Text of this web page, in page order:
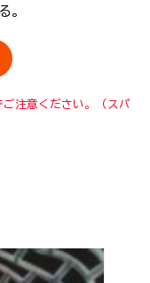
。
注意ください。（スパ